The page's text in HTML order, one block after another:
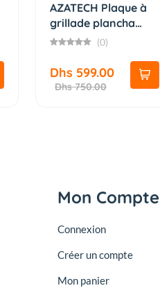
AZATECH Plaque à
grillade plancha
barbec... (0)
Dhs 599.00
Dhs 750.00
Mon Compte
Connexion
Créer un compte
Mon panier